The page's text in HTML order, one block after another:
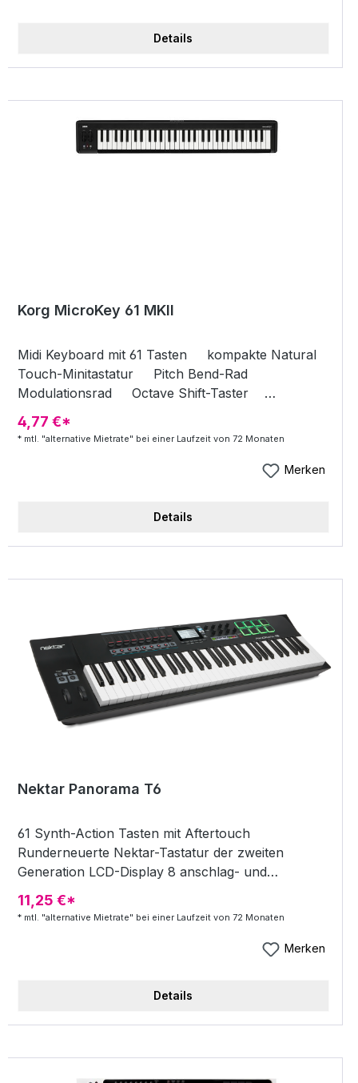
Details
Korg MicroKey 61 MKII
Midi Keyboard mit 61 Tasten kompakte Natural
Touch-Minitastatur Pitch Bend-Rad
Modulationsrad Octave Shift-Taster
Stromversorgung: per USB Abmessungen (B x
T x H): 565 x 139 x 54 mm Lieferumfang: Korg
4,77 €*
* mtl. "alternative Mietrate" bei einer Laufzeit von 72 Monaten
Merken
Details
Nektar Panorama T6
61 Synth-Action Tasten mit Aftertouch
Runderneuerte Nektar-Tastatur der zweiten
Generation LCD-Display 8 anschlag- und
druckempfindliche Pads Bank-Taste für Zugriff auf
weitere 8 Pads (insgesamt 16) 9 30mm Fader, 8
Regler ist voll programmierbar, um beliebige MIDI
Software-MIDI-Produkten zu senden Chord-
Taste oder ein Pad Hold-Funktion: hält gespielte
11,25 €*
* mtl. "alternative Mietrate" bei einer Laufzeit von 72 Monaten
Merken
Details